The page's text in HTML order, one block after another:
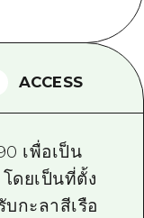
งเกิดภัยพิบัติ
ACCESS
เพื่อเป็น
ดยเป็นที่ตั้ง
กะลาสีเรือ